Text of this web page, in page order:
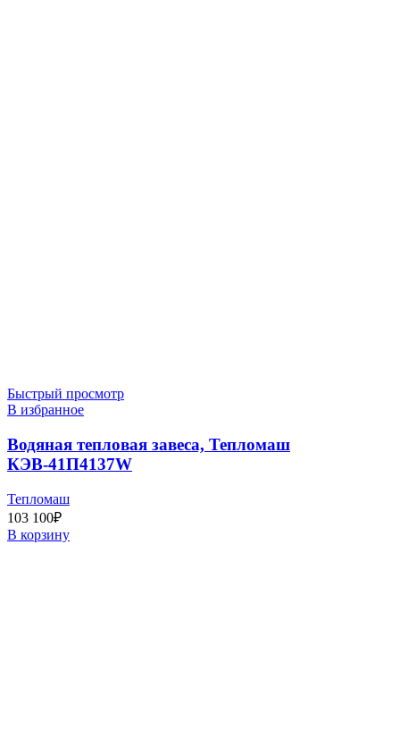
Быстрый просмотр
В избранное
Водяная тепловая завеса, Тепломаш
КЭВ-41П4137W
Тепломаш
103 100₽
В корзину